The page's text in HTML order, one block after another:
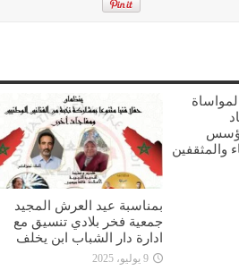
والمثقفين
بمناسبة عيد العرش المجيد
جمعية فخر بلادي تنسيق مع
ادارة دار الشباب ابن يخلف
9 يوليو، 2025